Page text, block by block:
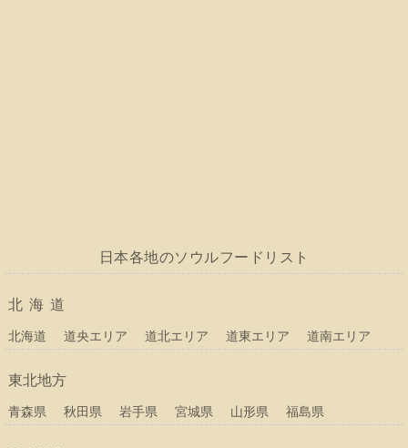
日本各地のソウルフードリスト
北海道
北海道 道央エリア 道北エリア 道東エリア 道南エリア
東北地方
青森県 秋田県 岩手県 宮城県 山形県 福島県